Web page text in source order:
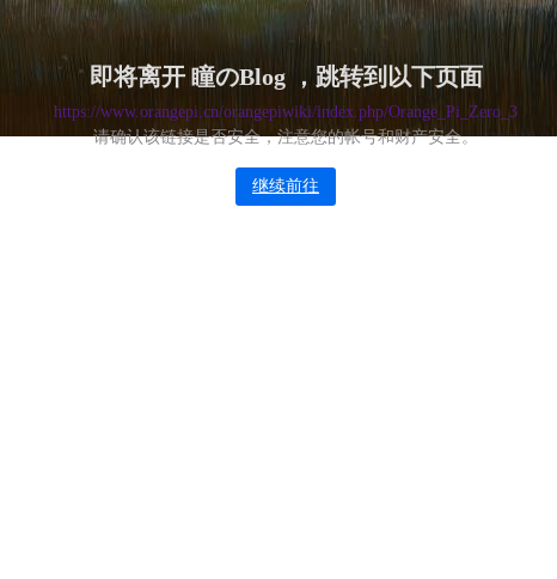
即将离开 瞳のBlog ，跳转到以下页面
https://www.orangepi.cn/orangepiwiki/index.php/Orange_Pi_Zero_3
请确认该链接是否安全，注意您的帐号和财产安全。
继续前往